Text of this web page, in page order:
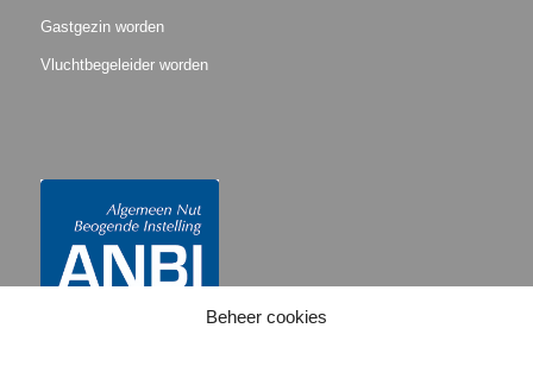
Beheer cookies
Gastgezin worden
Vluchtbegeleider worden